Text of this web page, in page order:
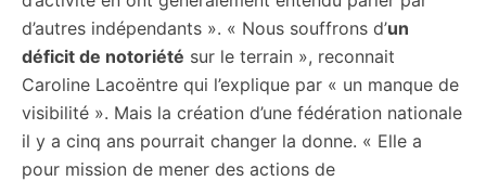
d’autres indépendants ». « Nous souffrons d’un
déficit de notoriété sur le terrain », reconnait
Caroline Lacoëntre qui l’explique par « un manque de
visibilité ». Mais la création d’une fédération nationale
il y a cinq ans pourrait changer la donne. « Elle a
pour mission de mener des actions de